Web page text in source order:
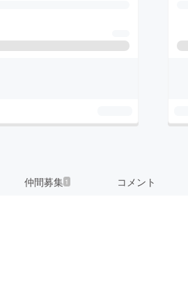
仲間募集 1 コメント